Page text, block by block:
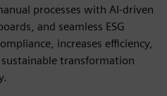
processes with AI-driven
and seamless ESG
increases efficiency,
transformation